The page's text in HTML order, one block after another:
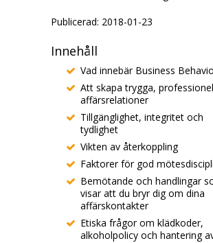
Publicerad: 2018-01-23
Innehåll
Vad innebär Business
Att skapa trygga,
affärsrelationer
Tillgänglighet, integritet och
tydlighet
Vikten av återkoppling
Faktorer för god
Bemötande och handlingar
visar att du bryr dig om dina
affärskontakter
Etiska frågor om klädkoder,
alkoholpolicy och hantering